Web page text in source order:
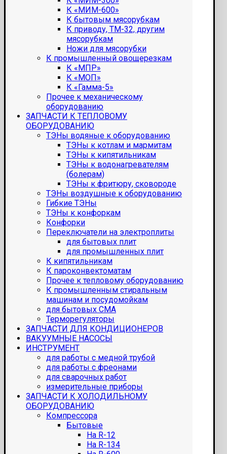
К «МИМ-600»
К бытовым мясорубкам
К приводу, ТМ-32, другим
мясорубкам
Ножи для мясорубки
К промышленный овощерезкам
К «МПР»
К «МОП»
К «Гамма-5»
Прочее к механическому
оборудованию
ЗАПЧАСТИ К ТЕПЛОВОМУ
ОБОРУДОВАНИЮ
ТЭНы водяные к оборудованию
ТЭНы к котлам и мармитам
ТЭНы к кипятильникам
ТЭНы к водонагревателям
(болерам)
ТЭНы к фритюру, сковороде
ТЭНы воздушные к оборудованию
Гибкие ТЭНы
ТЭНы к конфоркам
Конфорки
Переключатели на электроплиты
для бытовых плит
для промышленных плит
К кипятильникам
К пароконвектоматам
Прочее к тепловому оборудованию
К промышленным стиральным
машинам и посудомойкам
для бытовых СМА
Терморегуляторы
ЗАПЧАСТИ ДЛЯ КОНДИЦИОНЕРОВ
ВАКУУМНЫЕ НАСОСЫ
ИНСТРУМЕНТ
для работы с медной трубой
для работы с фреонами
для сварочных работ
измерительные приборы
ЗАПЧАСТИ К ХОЛОДИЛЬНОМУ
ОБОРУДОВАНИЮ
Компрессора
Бытовые
На R-12
На R-134